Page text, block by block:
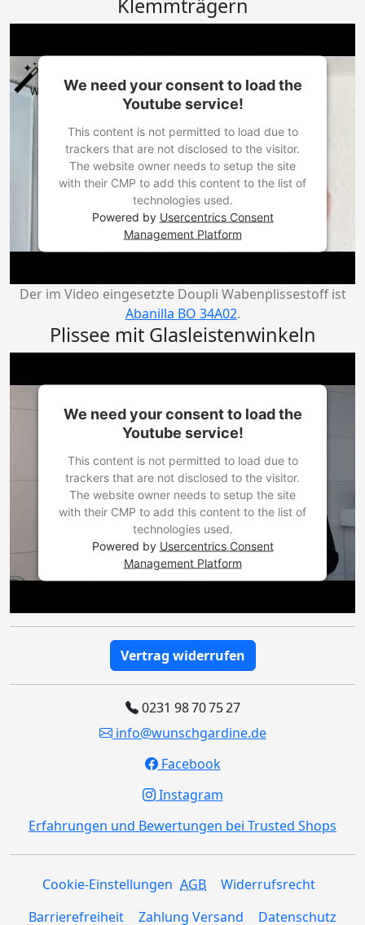
Klemmträgern
We need your consent to load the
Youtube service!
This content is not permitted to load due to
trackers that are not disclosed to the visitor.
The website owner needs to setup the site
with their CMP to add this content to the list of
technologies used.
Powered by Usercentrics Consent
Management Platform
Der im Video eingesetzte Doupli Wabenplissestoff ist
Abanilla BO 34A02.
Plissee mit Glasleistenwinkeln
We need your consent to load the
Youtube service!
This content is not permitted to load due to
trackers that are not disclosed to the visitor.
The website owner needs to setup the site
with their CMP to add this content to the list of
technologies used.
Powered by Usercentrics Consent
Management Platform
Vertrag widerrufen
0231 98 70 75 27
info@wunschgardine.de
Facebook
Instagram
Erfahrungen und Bewertungen bei Trusted Shops
Cookie-Einstellungen AGB
Widerrufsrecht
Barrierefreiheit
Zahlung Versand Datenschutz